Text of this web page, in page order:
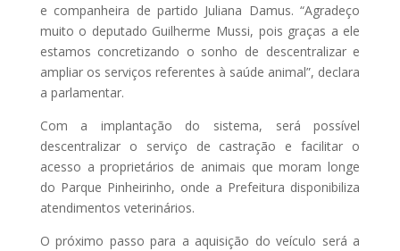
e companheira de partido Juliana Damus. “Agradeço
muito o deputado Guilherme Mussi, pois graças a ele
estamos concretizando o sonho de descentralizar e
ampliar os serviços referentes à saúde animal”, declara
a parlamentar.
Com a implantação do sistema, será possível
descentralizar o serviço de castração e facilitar o
acesso a proprietários de animais que moram longe
do Parque Pinheirinho, onde a Prefeitura disponibiliza
atendimentos veterinários.
O próximo passo para a aquisição do veículo será a